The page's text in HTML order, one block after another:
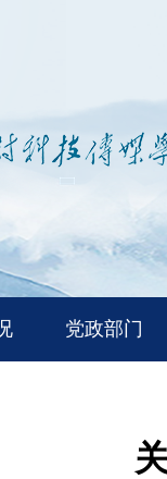
党政部门